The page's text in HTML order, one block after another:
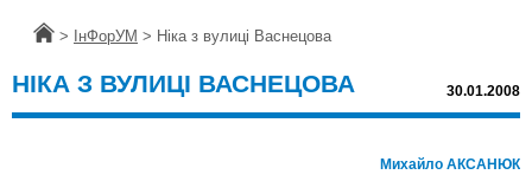
Головна
> ІнФорУМ > Ніка з вулиці Васнецова
НІКА З ВУЛИЦІ ВАСНЕЦОВА 30.01.2008
Михайло АКСАНЮК